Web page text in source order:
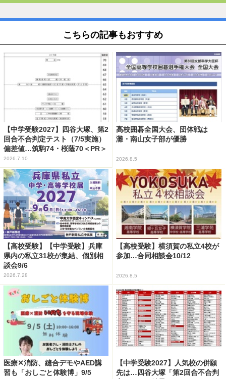
こちらの記事もおすすめ
【中学受験2027】四谷大塚、第2
回合不合判定テスト（7/5実施）
偏差値…筑駒74・桜蔭70＜PR＞
2026.7.10
高校囲碁全国大会、団体戦は
灘・南山女子部が優勝
2026.8.5
【高校受験】【中学受験】兵庫
県内の私立31校が集結、個別相
談会9/6
2026.7.28
【高校受験】横須賀の私立4校が
参加…合同相談会10/12
2026.8.5
医療✕消防、縫合デモやAED講
習も「おしごと体験博」9/5
【中学受験2027】人気校の併願
先は…四谷大塚「第2回合不合判